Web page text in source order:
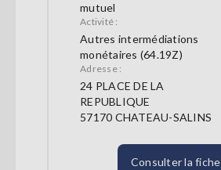
mutuel
Activité :
Autres intermédiations
monétaires (64.19Z)
Adresse :
24 PLACE DE LA
REPUBLIQUE
57170 CHATEAU-SALINS
Consulter la fiche